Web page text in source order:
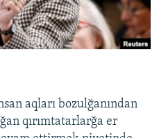
aqları bozulğanından
qırımtatarlarğa er